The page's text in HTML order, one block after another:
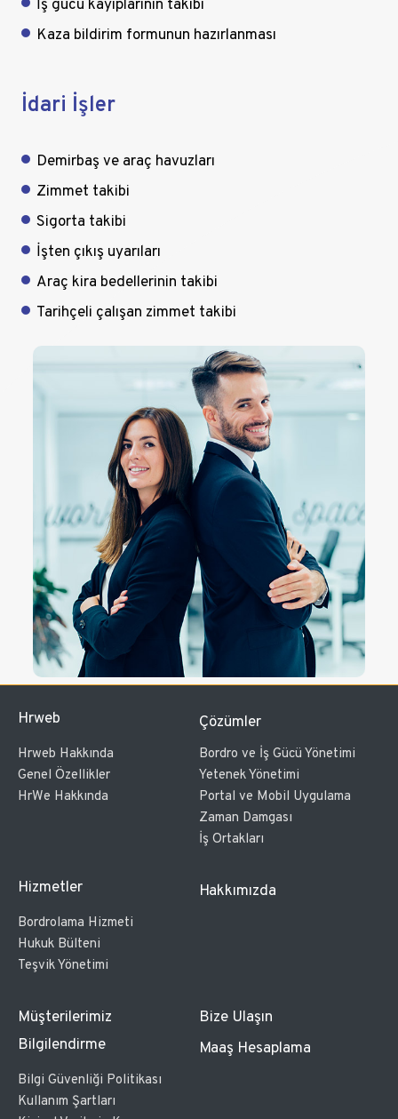
İş gücü kayıplarının takibi
Kaza bildirim formunun hazırlanması
İdari İşler
Demirbaş ve araç havuzları
Zimmet takibi
Sigorta takibi
İşten çıkış uyarıları
Araç kira bedellerinin takibi
Tarihçeli çalışan zimmet takibi
Hrweb
Hrweb Hakkında
Genel Özellikler
HrWe Hakkında
Çözümler
Bordro ve İş Gücü Yönetimi
Yetenek Yönetimi
Portal ve Mobil Uygulama
Zaman Damgası
İş Ortakları
Hizmetler
Bordrolama Hizmeti
Hukuk Bülteni
Teşvik Yönetimi
Hakkımızda
Müşterilerimiz
Bize Ulaşın
Bilgilendirme
Bilgi Güvenliği Politikası
Kullanım Şartları
Maaş Hesaplama